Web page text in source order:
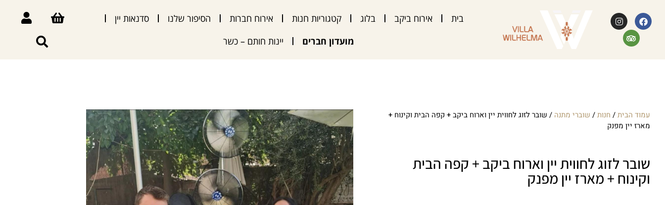
בית אירוח ביקב בלוג קטגוריות חנות אירוח חברות הסיפור שלנו
סדנאות יין
מועדון חברים
יינות חותם – כשר
עמוד הבית/ חנות/ שוברי מתנה / שובר לזוג לחווית יין וארוח ביקב + קפה הבית וקינוח +
מארז יין מפנק
שובר לזוג לחווית יין וארוח ביקב + קפה הבית
וקינוח + מארז יין מפנק